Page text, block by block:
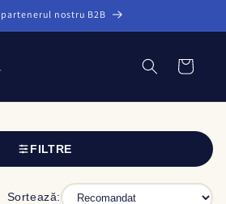
nostru B2B
Coș
FILTRE
Sortează: